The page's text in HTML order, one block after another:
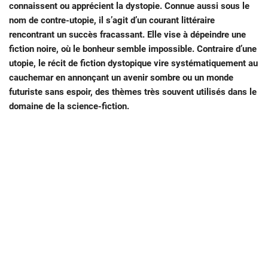
connaissent ou apprécient la dystopie. Connue aussi sous le
nom de contre-utopie, il s’agit d’un courant littéraire
rencontrant un succès fracassant. Elle vise à dépeindre une
fiction noire, où le bonheur semble impossible. Contraire d’une
utopie, le récit de fiction dystopique vire systématiquement au
cauchemar en annonçant un avenir sombre ou un monde
futuriste sans espoir, des thèmes très souvent utilisés dans le
domaine de la science-fiction.